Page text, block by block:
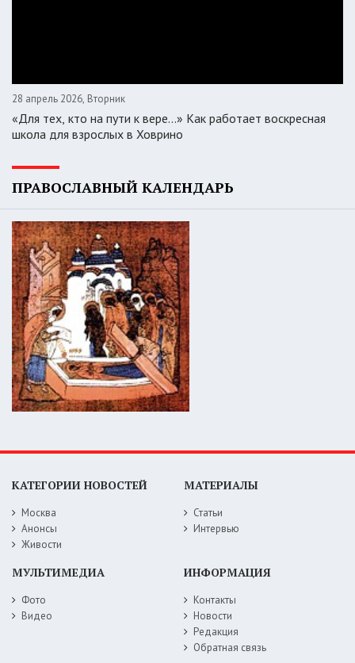
28 апрель 2026, Вторник
«Для тех, кто на пути к вере...» Как работает воскресная
школа для взрослых в Ховрино
ПРАВОСЛАВНЫЙ КАЛЕНДАРЬ
КАТЕГОРИИ НОВОСТЕЙ
Москва
Анонсы
Живости
МАТЕРИАЛЫ
Статьи
Интервью
МУЛЬТИМЕДИА
Фото
Видео
ИНФОРМАЦИЯ
Контакты
Новости
Редакция
Обратная связь